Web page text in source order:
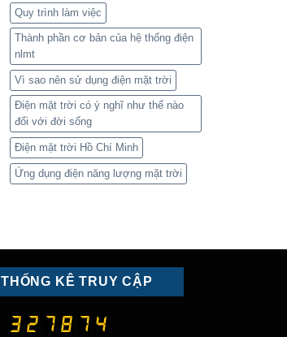
Quy trình làm việc
Thành phần cơ bản của hệ thống điện
nlmt
Vì sao nên sử dụng điện mặt trời
Điện mặt trời có ý nghĩ như thế nào
đối với đời sống
Điện mặt trời Hồ Chí Minh
Ứng dụng điện năng lượng mặt trời
THỐNG KÊ TRUY CẬP